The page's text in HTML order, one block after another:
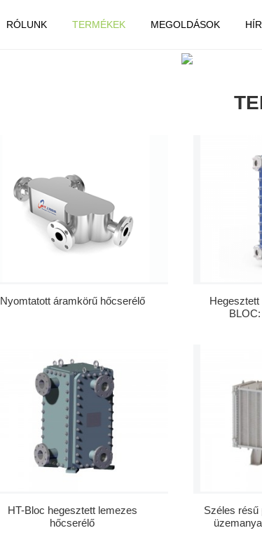
RÓLUNK TERMÉKEK MEGOLDÁSOK HÍR
Nyomtatott áramkörű hőcserélő
HT-Bloc hegesztett lemezes
hőcserélő
Széles résű